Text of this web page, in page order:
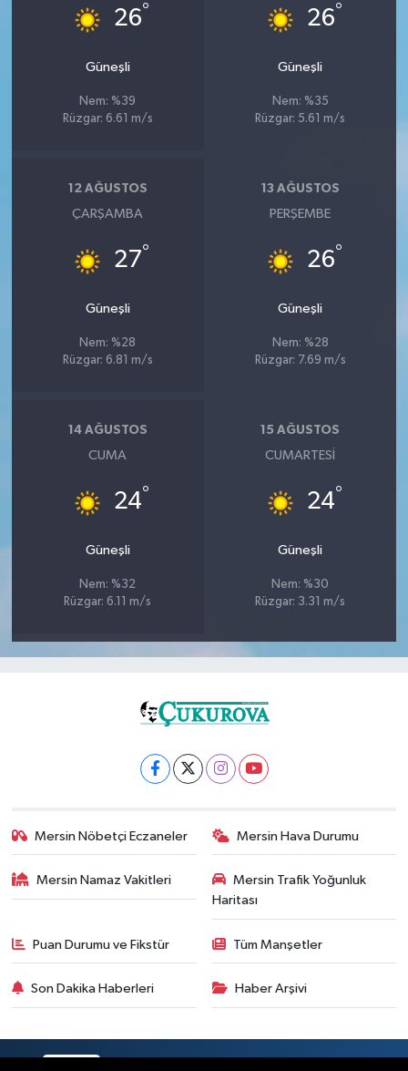
26°
Güneşli
Nem: %39
Rüzgar: 6.61 m/s
26°
Güneşli
Nem: %35
Rüzgar: 5.61 m/s
12 AĞUSTOS
ÇARŞAMBA
27°
Güneşli
Nem: %28
Rüzgar: 6.81 m/s
13 AĞUSTOS
PERŞEMBE
26°
Güneşli
Nem: %28
Rüzgar: 7.69 m/s
14 AĞUSTOS
CUMA
24°
Güneşli
Nem: %32
Rüzgar: 6.11 m/s
15 AĞUSTOS
CUMARTESI
24°
Güneşli
Nem: %30
Rüzgar: 3.31 m/s
Mersin Nöbetçi Eczaneler Mersin Hava Durumu
Mersin Namaz Vakitleri
Mersin Trafik Yoğunluk
Haritası
Puan Durumu ve Fikstür Tüm Manşetler
Son Dakika Haberleri Haber Arşivi